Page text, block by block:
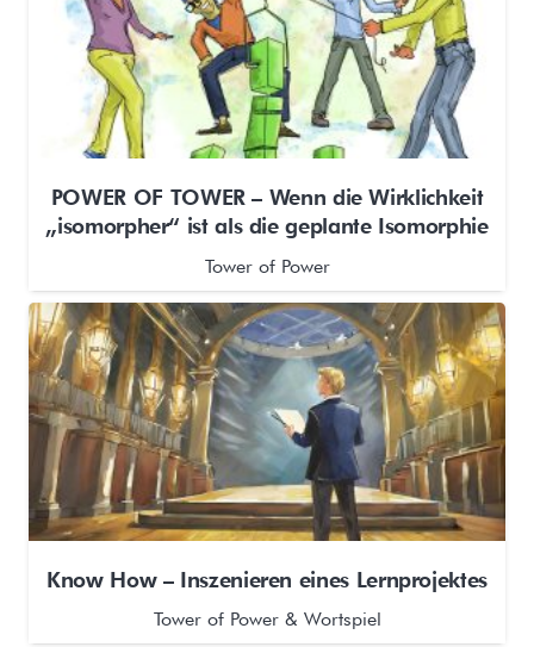
POWER OF TOWER – Wenn die Wirklichkeit
„isomorpher“ ist als die geplante Isomorphie
Tower of Power
Know How – Inszenieren eines Lernprojektes
Tower of Power & Wortspiel